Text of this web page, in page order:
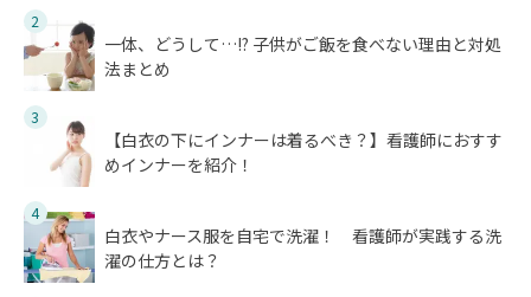
2
一体、どうして…!? 子供がご飯を食べない理由と対処
法まとめ
3
【白衣の下にインナーは着るべき？】看護師におすす
めインナーを紹介！
4
白衣やナース服を自宅で洗濯！ 看護師が実践する洗
濯の仕方とは？